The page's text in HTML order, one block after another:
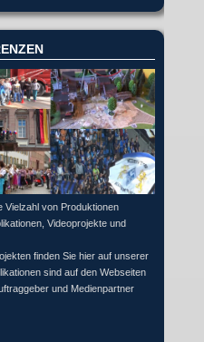
Vielzahl von Produktionen
Videoprojekte und
finden Sie hier auf unserer
sind auf den Webseiten
und Medienpartner